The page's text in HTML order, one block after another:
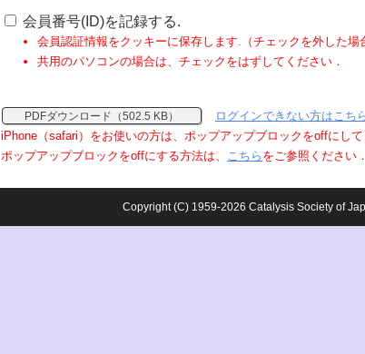
会員番号(ID)を記録する.
会員認証情報をクッキーに保存します.（チェックを外した場
共用のパソコンの場合は、チェックをはずしてください．
PDFダウンロード（502.5 KB）
ログインできない方はこち
iPhone（safari）をお使いの方は、ポップアップブロックをoffにして
ポップアップブロックをoffにする方法は、 こちら をご参照ください．
Copyright (C) 1959-2026 Catalysis Society of